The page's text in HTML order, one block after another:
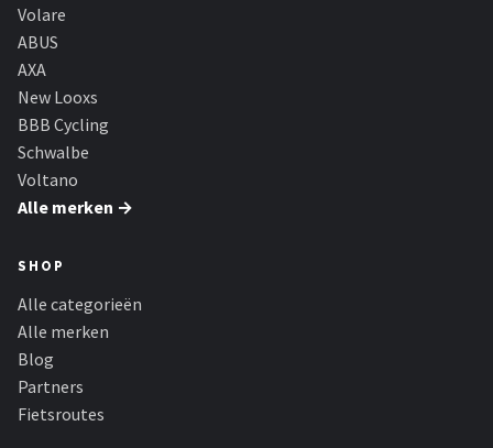
Volare
ABUS
AXA
New Looxs
BBB Cycling
Schwalbe
Voltano
Alle merken →
SHOP
Alle categorieën
Alle merken
Blog
Partners
Fietsroutes